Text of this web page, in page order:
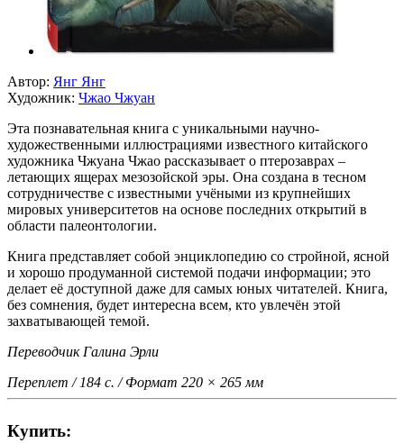
Автор: Янг Янг
Художник: Чжао Чжуан
Эта познавательная книга с уникальными научно-
художественными иллюстрациями известного китайского
художника Чжуана Чжао рассказывает о птерозаврах –
летающих ящерах мезозойской эры. Она создана в тесном
сотрудничестве с известными учёными из крупнейших
мировых университетов на основе последних открытий в
области палеонтологии.
Книга представляет собой энциклопедию со стройной, ясной
и хорошо продуманной системой подачи информации; это
делает её доступной даже для самых юных читателей. Книга,
без сомнения, будет интересна всем, кто увлечён этой
захватывающей темой.
Переводчик Галина Эрли
Переплет / 184 с. / Формат 220 × 265 мм
Купить: